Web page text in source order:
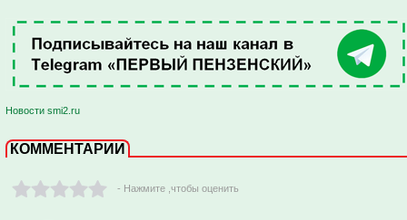
Новости smi2.ru
КОММЕНТАРИИ
- Нажмите ,чтобы оценить